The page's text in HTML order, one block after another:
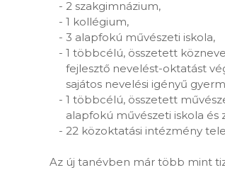
2 szakgimnázium,
1 kollégium,
3 alapfokú művészeti iskola,
1 többcélú, összetett
fejlesztő nevelést-oktatást
sajátos nevelési igényű
1 többcélú, összetett
alapfokú művészeti iskola és
22 közoktatási intézmény
Az új tanévben már több mint